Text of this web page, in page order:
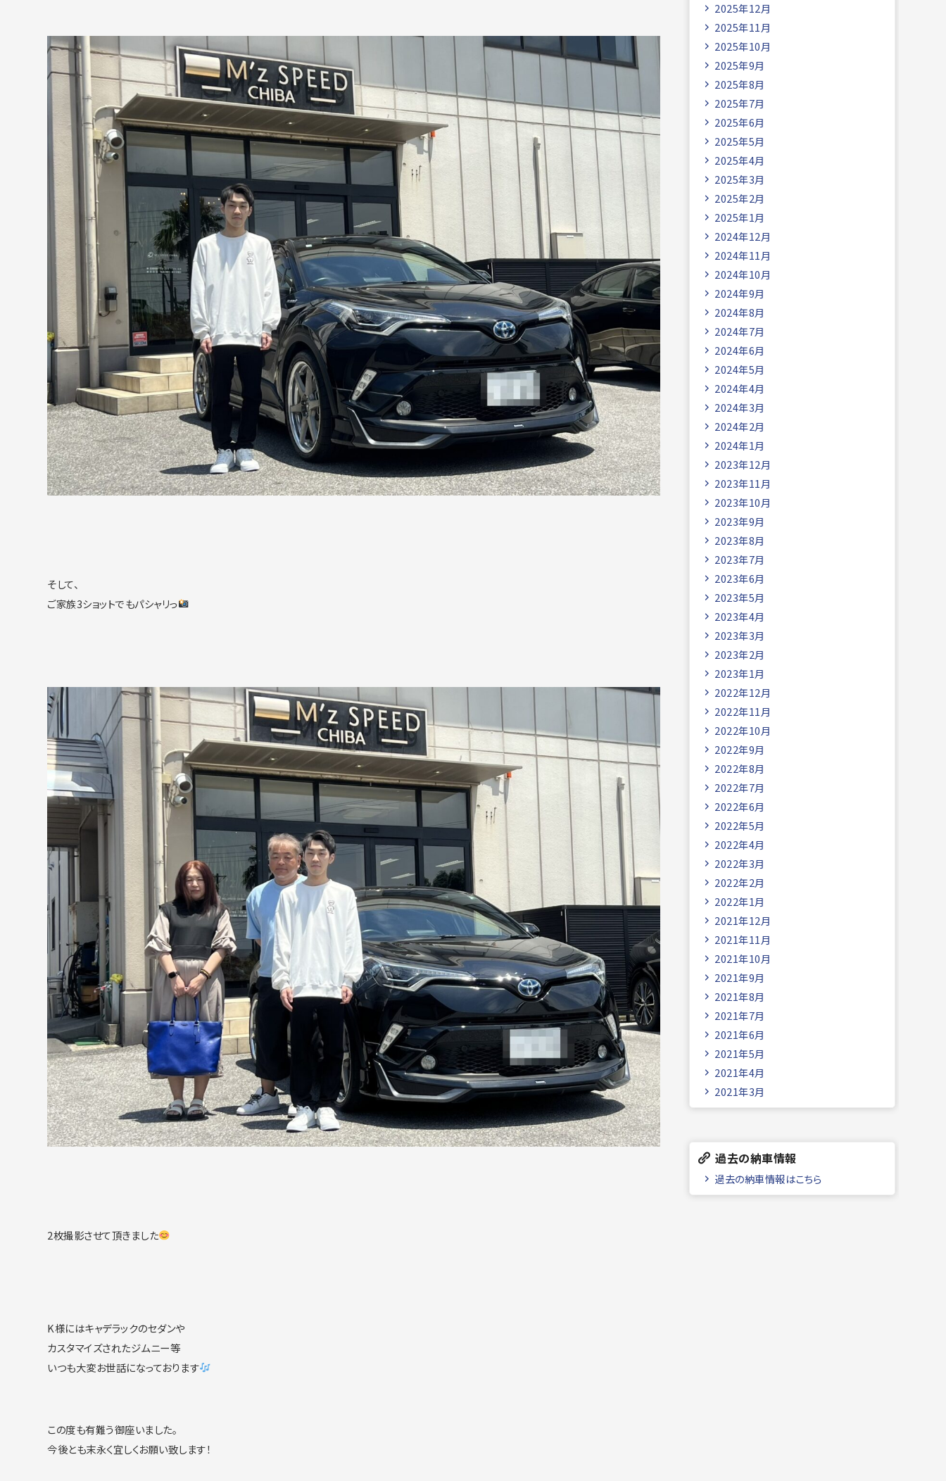
そして、
ご家族3ショットでもパシャリっ
2枚撮影させて頂きました
K様にはキャデラックのセダンや
カスタマイズされたジムニー等
いつも大変お世話になっております
この度も有難う御座いました。
今後とも末永く宜しくお願い致します！
2025年12月
2025年11月
2025年10月
2025年9月
2025年8月
2025年7月
2025年6月
2025年5月
2025年4月
2025年3月
2025年2月
2025年1月
2024年12月
2024年11月
2024年10月
2024年9月
2024年8月
2024年7月
2024年6月
2024年5月
2024年4月
2024年3月
2024年2月
2024年1月
2023年12月
2023年11月
2023年10月
2023年9月
2023年8月
2023年7月
2023年6月
2023年5月
2023年4月
2023年3月
2023年2月
2023年1月
2022年12月
2022年11月
2022年10月
2022年9月
2022年8月
2022年7月
2022年6月
2022年5月
2022年4月
2022年3月
2022年2月
2022年1月
2021年12月
2021年11月
2021年10月
2021年9月
2021年8月
2021年7月
2021年6月
2021年5月
2021年4月
2021年3月
過去の納車情報
過去の納車情報はこちら